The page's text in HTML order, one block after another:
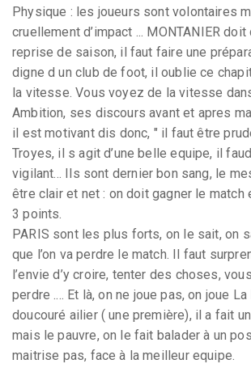
Physique : les joueurs sont volontaires
cruellement d’impact ... MONTANIER
reprise de saison, il faut faire une
digne d un club de foot, il oublie ce
la vitesse. Vous voyez de la vitesse
Ambition, ses discours avant et apres
il est motivant dis donc, " il faut être
Troyes, il s agit d’une belle equipe, il
vigilant... Ils sont dernier bon sang, le
être clair et net : on doit gagner le match
3 points.
PARIS sont les plus forts, on le sait, on
que l’on va perdre le match. Il faut
l’envie d’y croire, tenter des choses,
perdre .... Et là, on ne joue pas, on joue
doucouré ailier ( une première), il a fait
mais le pauvre, on le fait balader à un
maitrise pas, face à la meilleur equipe.